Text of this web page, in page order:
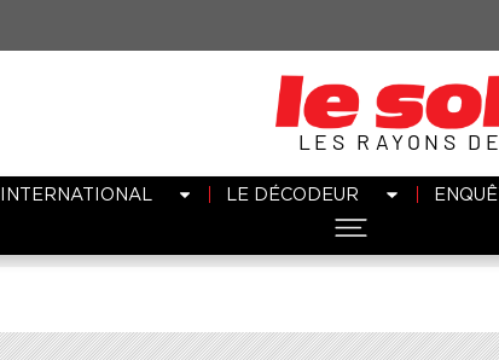
LES RAYONS
INTERNATIONAL LE DÉCODEUR